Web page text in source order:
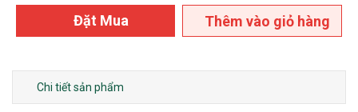
Đặt Mua Thêm vào giỏ hàng
Chi tiết sản phẩm